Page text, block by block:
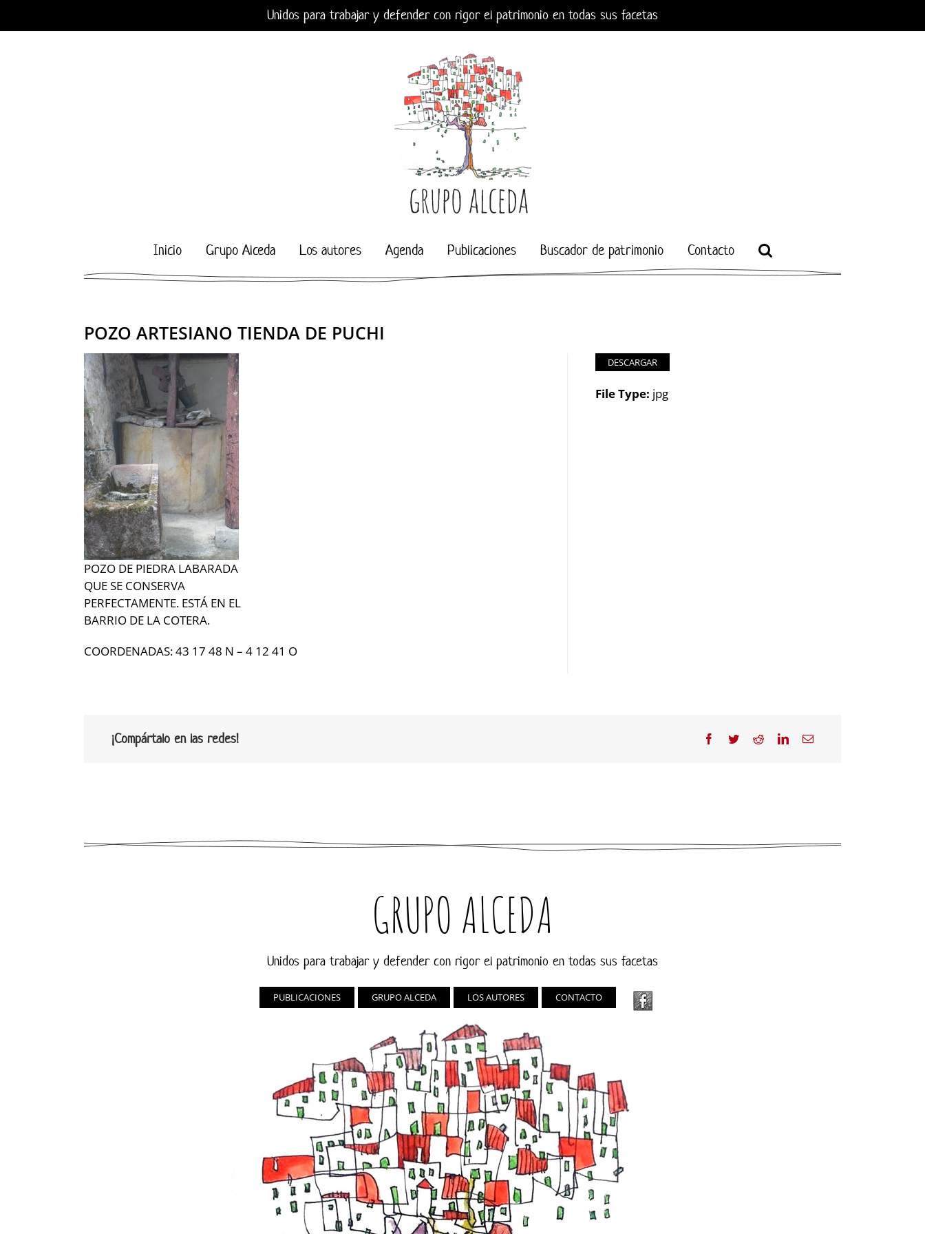
Unidos para trabajar y defender con rigor el patrimonio en todas sus facetas
Inicio Grupo Alceda Los autores Agenda Publicaciones Buscador de patrimonio Contacto
POZO ARTESIANO TIENDA DE PUCHI
POZO DE PIEDRA LABARADA
QUE SE CONSERVA
PERFECTAMENTE. ESTÁ EN EL
BARRIO DE LA COTERA.
COORDENADAS:43 17 48 N – 4 12 41 O
DESCARGAR
File Type: jpg
¡Compártalo en las redes! Facebook
TwitterRedditLinkedInCorreo
GRUPO ALCEDA
Unidos para trabajar y defender con rigor el patrimonio en todas sus facetas
PUBLICACIONES GRUPO ALCEDA LOS AUTORES CONTACTO